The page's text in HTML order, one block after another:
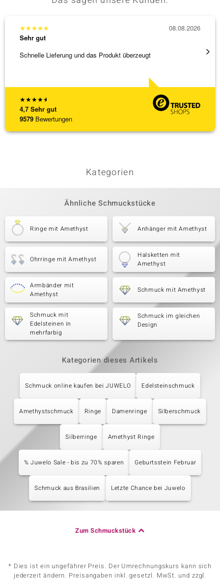
★★★★★
4,7 Sehr gut
9579 Bewertungen
★★★★★
Sehr gut
Schnelle Lieferung und das Produkt überzeugt
08.08.2026
Kategorien
Ähnliche Schmuckstücke
Ringe mit Amethyst Anhänger mit Amethyst
Ohrringe mit Amethyst
Halsketten mit
Amethyst
Armbänder mit
Amethyst
Schmuck mit Amethyst
Schmuck mit
Edelsteinen in
mehrfarbig
Schmuck im gleichen
Design
Kategorien dieses Artikels
Schmuck online kaufen bei JUWELO Edelsteinschmuck
Amethystschmuck Ringe Damenringe Silberschmuck
Silberringe Amethyst Ringe
% Juwelo Sale - bis zu 70% sparen Geburtsstein Februar
Schmuck aus Brasilien Letzte Chance bei Juwelo
Zum Schmuckstück
* Dies ist ein ungefährer Preis. Der Umrechnungskurs kann sich
jederzeit ändern. Preisangaben inkl. gesetzl. MwSt. und zzgl.